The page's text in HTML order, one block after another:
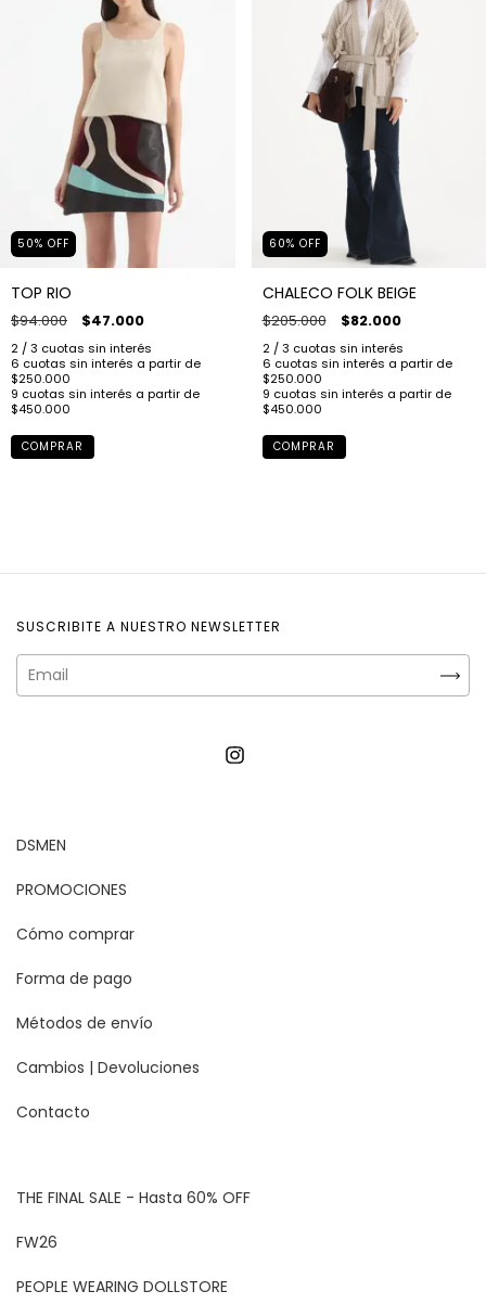
50% OFF
TOP RIO
$94.000 $47.000
COMPRAR
60% OFF
CHALECO FOLK BEIGE
$205.000 $82.000
COMPRAR
SUSCRIBITE A NUESTRO NEWSLETTER
DSMEN
PROMOCIONES
Cómo comprar
Forma de pago
Métodos de envío
Cambios | Devoluciones
Contacto
THE FINAL SALE - Hasta 60% OFF
FW26
PEOPLE WEARING DOLLSTORE